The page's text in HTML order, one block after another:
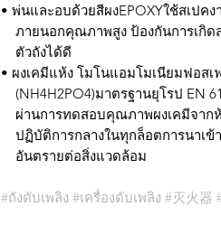
• พ่นและอบด้วยสีผงEPOXYใช้สเปคง
ภายนอกคุณภาพสูง ป้องกันการเกิด
ตัวถังได้ดี
• ผงเคมีแห้ง โมโนแอมโมเนียมฟอสเ
(NH4H2PO4)มาตรฐานยุโรป EN
ผ่านการทดสอบคุณภาพผงเคมีจาก
ปฏิบัติการกลางในทุกล็อตการนาเข้
อันตรายต่อสิ่งแวดล้อม
#ถังดับเพลิง #เครื่องดับเพลิง #灭火